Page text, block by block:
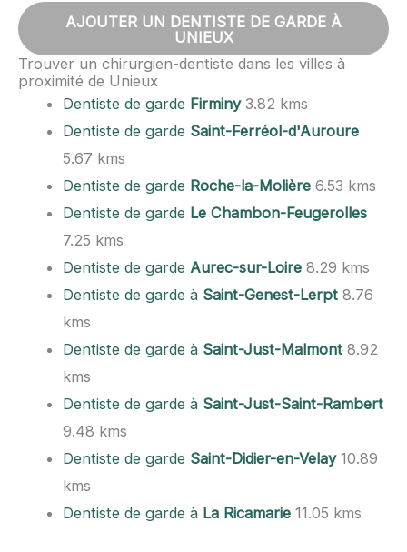
AJOUTER UN DENTISTE DE GARDE À
UNIEUX
Trouver un chirurgien-dentiste dans les villes à
proximité de Unieux
Dentiste de garde Firminy3.82 kms
Dentiste de garde Saint-Ferréol-d'Auroure
5.67 kms
Dentiste de garde Roche-la-Molière 6.53 kms
Dentiste de garde Le Chambon-Feugerolles
7.25 kms
Dentiste de gardeAurec-sur-Loire 8.29 kms
Dentiste de garde à Saint-Genest-Lerpt 8.76
kms
Dentiste de garde à Saint-Just-Malmont 8.92
kms
Dentiste de garde à Saint-Just-Saint-Rambert
9.48 kms
Dentiste de garde Saint-Didier-en-Velay10.89
kms
Dentiste de garde à La Ricamarie 11.05 kms